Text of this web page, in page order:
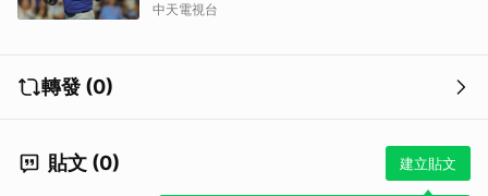
中天電視台
轉發 (0)
貼文 (0) 建立貼文